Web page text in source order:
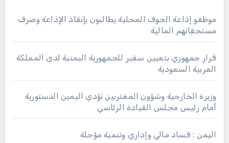
موظفو إذاعة الجوف المحلية يطالبون بإنقاذ الإذاعة وصرف
مستحقاتهم المالية
قرار جمهوري بتعيين سفير للجمهورية اليمنية لدى المملكة
العربية السعودية
وزيرة الخارجية وشؤون المغتربين تؤدي اليمين الدستورية
أمام رئيس مجلس القيادة الرئاسي
اليمن : فساد مالي وإداري وتنمية مؤجلة